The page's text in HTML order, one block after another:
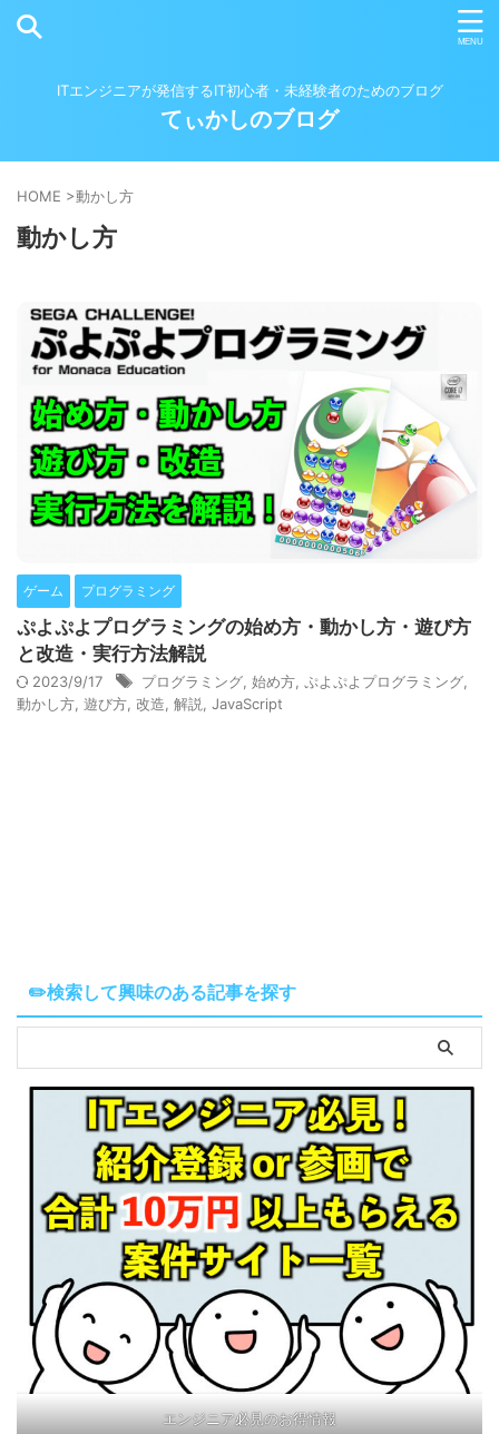
ITエンジニアが発信するIT初心者・未経験者のためのブログ
てぃかしのブログ
HOME >動かし方
動かし方
ゲーム プログラミング
ぷよぷよプログラミングの始め方・動かし方・遊び方
と改造・実行方法解説
2023/9/17 プログラミング 始め方 ぷよぷよプログラミング
動かし方 遊び方 改造 解説 JavaScript
✏️検索して興味のある記事を探す
エンジニア必見のお得情報